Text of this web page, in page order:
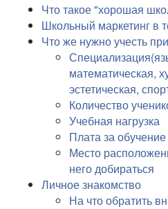
Что такое "хорошая
Школьный маркетинг в
Что же нужно учесть
математическая,
эстетическая,
Количество
Учебная нагрузка
Плата за обучение
Место
него добираться
Личное знакомство
На что обратить